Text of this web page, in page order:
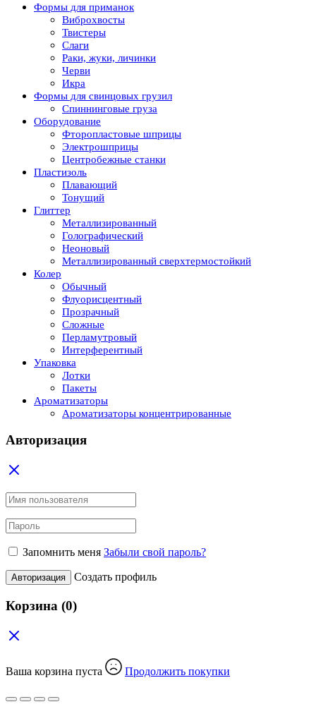
Формы для приманок
Виброхвосты
Твистеры
Слаги
Раки, жуки, личинки
Черви
Икра
Формы для свинцовых грузил
Спиннинговые груза
Оборудование
Фторопластовые шприцы
Электрошприцы
Центробежные станки
Пластизоль
Плавающий
Тонущий
Глиттер
Металлизированный
Голографический
Неоновый
Металлизированный сверхтермостойкий
Колер
Обычный
Флуорисцентный
Прозрачный
Сложные
Перламутровый
Интерферентный
Упаковка
Лотки
Пакеты
Ароматизаторы
Ароматизаторы концентрированные
Авторизация
Запомнить меня Забыли свой пароль?
Авторизация Создать профиль
Корзина (0)
Ваша корзина пуста Продолжить покупки